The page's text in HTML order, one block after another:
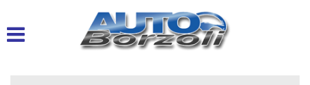
Le
tue